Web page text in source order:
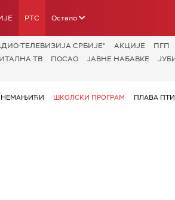
РТС Остало
ТЕЛЕВИЗИЈА СРБИЈЕ“ АКЦИЈЕ ПГП
ТВ ПОСАО ЈАВНЕ НАБАВКЕ
НЕМАЊИЋИ ШКОЛСКИ ПРОГРАМ ПЛАВА